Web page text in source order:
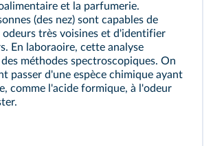
et la parfumerie.
(des nez) sont capables de
odeurs très voisines et d'identifier
En laboraoire, cette analyse
méthodes spectroscopiques. On
passer d'une espèce chimique ayant
comme l'acide formique, à l'odeur